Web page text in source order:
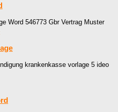
Word 546773 Gbr Vertrag Muster
krankenkasse vorlage 5 ideo